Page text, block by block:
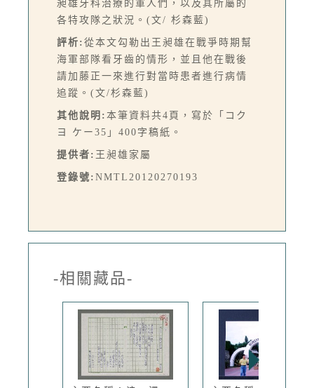
昶雄牙科治療的軍人們，以及其所屬的
各特攻隊之狀況。(文/ 杉森藍)
評析: 從本文勾勒出王昶雄在戰爭時期幫
海軍部隊看牙齒的情形，並且他在戰後
請加藤正一來進行對當時患者進行病情
追蹤。(文/杉森藍)
其他說明: 本筆資料共4頁，寫於「コク
ヨ ケー35」400字稿紙。
提供者: 王昶雄家屬
登錄號: NMTL20120270193
-相關藏品-